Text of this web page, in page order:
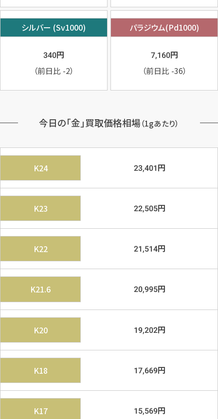
シルバー (Sv1000)
340円
（前日比 -2）
パラジウム(Pd1000)
7,160円
（前日比 -36）
今日の「金」買取価格相場（1gあたり）
K24 23,401円
K23 22,505円
K22 21,514円
K21.6 20,995円
K20 19,202円
K18 17,669円
K17 15,569円